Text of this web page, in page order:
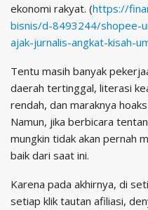
ekonomi rakyat. (https://
bisnis/d-8493244/shopee-
ajak-jurnalis-angkat-kisah-
Tentu masih banyak
daerah tertinggal, literasi
rendah, dan maraknya
Namun, jika berbicara
mungkin tidak akan pernah
baik dari saat ini.
Karena pada akhirnya, di
setiap klik tautan afiliasi,